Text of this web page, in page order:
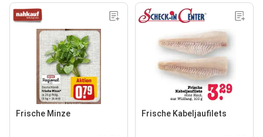
Frische Minze Frische Kabeljaufilets